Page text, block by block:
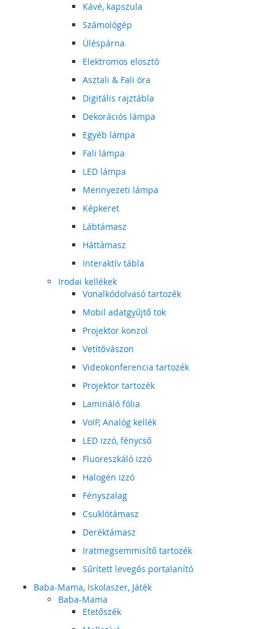
Kávé, kapszula
Számológép
Üléspárna
Elektromos elosztó
Asztali & Fali óra
Digitális rajztábla
Dekorációs lámpa
Egyéb lámpa
Fali lámpa
LED lámpa
Mennyezeti lámpa
Képkeret
Lábtámasz
Háttámasz
Interaktív tábla
Irodai kellékek
Vonalkódolvasó tartozék
Mobil adatgyűjtő tok
Projektor konzol
Vetítővászon
Videokonferencia tartozék
Projektor tartozék
Lamináló fólia
VoIP, Analóg kellék
LED izzó, fénycső
Fluoreszkáló izzó
Halogén izzó
Fényszalag
Csuklótámasz
Deréktámasz
Iratmegsemmisítő tartozék
Sűrített levegős portalanító
Baba-Mama, Iskolaszer, Játék
Baba-Mama
Etetőszék